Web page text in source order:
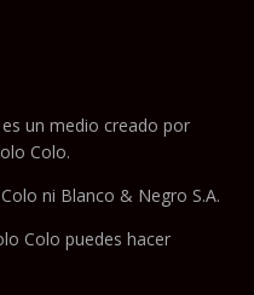
un medio creado por
Colo.
ni Blanco & Negro S.A.
Colo puedes hacer